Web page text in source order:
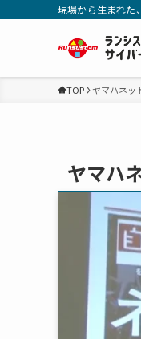
現場から生まれた
TOP ヤマハネッ
ヤマハ